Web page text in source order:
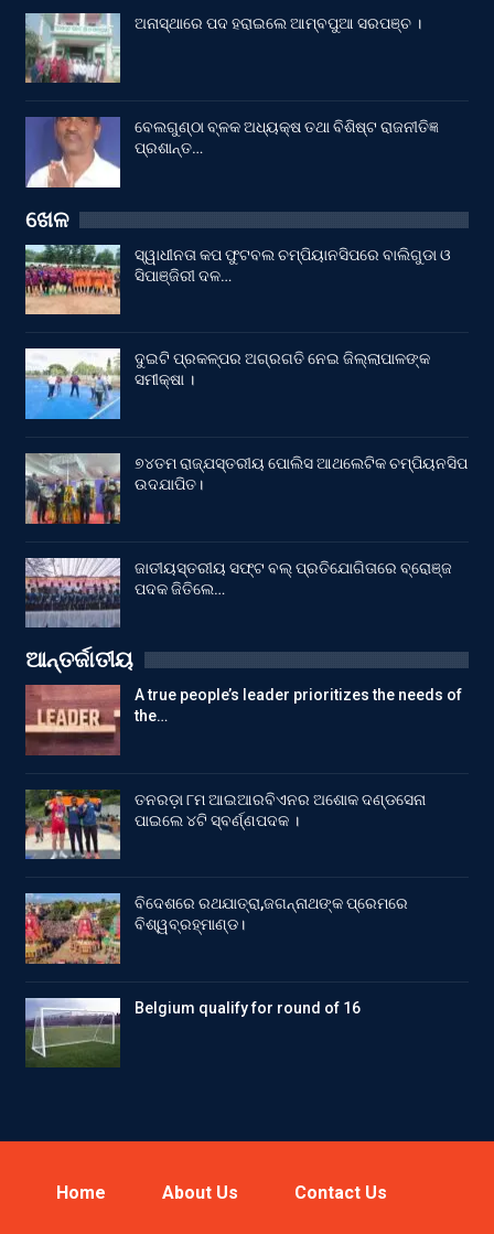
ଅନାସ୍ଥାରେ ପଦ ହରାଇଲେ ଆମ୍ବପୁଆ ସରପଞ୍ଚ ।
ବେଲଗୁଣ୍ଠା ବ୍ଳକ ଅଧ୍ୟକ୍ଷ ତଥା ବିଶିଷ୍ଟ ରାଜନୀତିଜ୍ଞ
ପ୍ରଶାନ୍ତ…
ଖେଳ
ସ୍ୱାଧୀନତା କପ ଫୁଟବଲ ଚମ୍ପିୟାନସିପରେ ବାଲିଗୁଡା ଓ
ସିପାଞ୍ଜିରୀ ଦଳ…
ଦୁଇଟି ପ୍ରକଳ୍ପର ଅଗ୍ରଗତି ନେଇ ଜିଲ୍ଲାପାଳଙ୍କ
ସମୀକ୍ଷା ।
୭୪ତମ ରାଜ୍ଯସ୍ତରୀୟ ପୋଲିସ ଆଥଲେଟିକ ଚମ୍ପିୟନସିପ
ଉଦଯାପିତ।
ଜାତୀୟସ୍ତରୀୟ ସଫ୍ଟ ବଲ୍ ପ୍ରତିଯୋଗିତାରେ ବ୍ରୋଞ୍ଜ
ପଦକ ଜିତିଲେ…
ଆନ୍ତର୍ଜାତୀୟ
A true people’s leader prioritizes the needs of
the…
ତନରଡ଼ା ୮ମ ଆଇଆରବିଏନର ଅଶୋକ ଦଣ୍ଡସେନା
ପାଇଲେ ୪ଟି ସ୍ବର୍ଣ୍ଣପଦକ ।
ବିଦେଶରେ ରଥଯାତ୍ରା,ଜଗନ୍ନାଥଙ୍କ ପ୍ରେମରେ
ବିଶ୍ୱବ୍ରହ୍ମାଣ୍ଡ।
Belgium qualify for round of 16
Home About Us Contact Us